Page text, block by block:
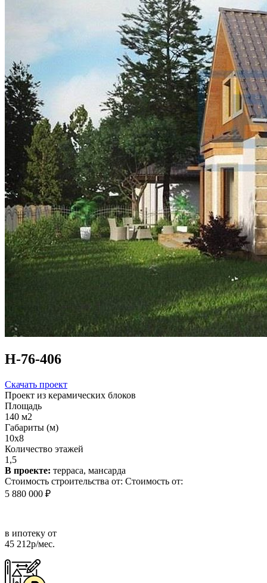
Н-76-406
Скачать проект
Проект из керамических блоков
Площадь
140 м2
Габариты (м)
10х8
Количество этажей
1,5
В проекте: терраса, мансарда
Стоимость строительства от: Стоимость от:
5 880 000 ₽
в ипотеку от
45 212р/мес.